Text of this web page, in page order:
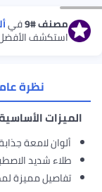
مصنف#9 في
استكشف
نظرة
الميزات
ألوان لامعة
طلاء شديد
تفاصيل مميزة